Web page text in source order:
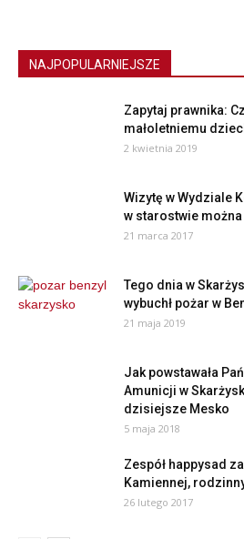
NAJPOPULARNIEJSZE
Zapytaj prawnika:
małoletniemu
2 kwietnia 2019
Wizytę w Wydziale
w starostwie
21 marca 2017
Tego dnia w
wybuchł pożar w
21 maja 2019
Jak powstawała
Amunicji w
dzisiejsze Mesko
5 maja 2018
Zespół happysad
Kamiennej,
26 lutego 2017